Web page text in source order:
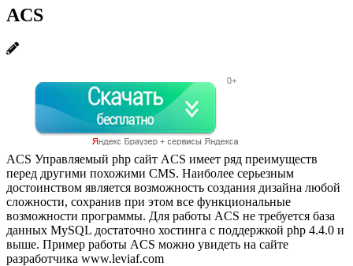
ACS
ACS Управляемый php сайт ACS имеет ряд преимуществ
перед другими похожими CMS. Наиболее серьезным
достоинством является возможность создания дизайна любой
сложности, сохранив при этом все функциональные
возможности программы. Для работы ACS не требуется база
данных MySQL достаточно хостинга с поддержкой php 4.4.0 и
выше. Пример работы ACS можно увидеть на сайте
разработчика www.leviaf.com